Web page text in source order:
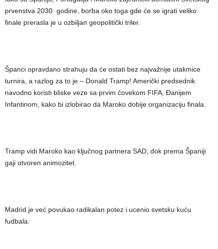
prvenstva 2030. godine, borba oko toga gde će se igrati veliko
finale prerasla je u ozbiljan geopolitički triler.
Španci opravdano strahuju da će ostati bez najvažnije utakmice
turnira, a razlog za to je – Donald Tramp! Američki predsednik
navodno koristi bliske veze sa prvim čovekom FIFA, Đanijem
Infantinom, kako bi izlobirao da Maroko dobije organizaciju finala.
Tramp vidi Maroko kao ključnog partnera SAD, dok prema Španiji
gaji otvoren animozitet.
Madrid je već povukao radikalan potez i ucenio svetsku kuću
fudbala: